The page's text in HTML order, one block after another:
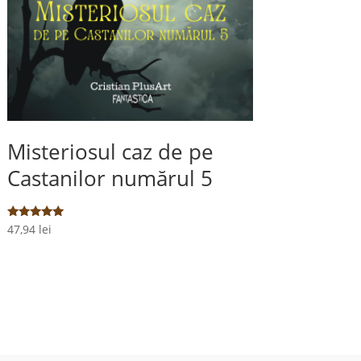
Misteriosul caz de pe
Castanilor numărul 5
Evaluat la
5.00
47,94 lei